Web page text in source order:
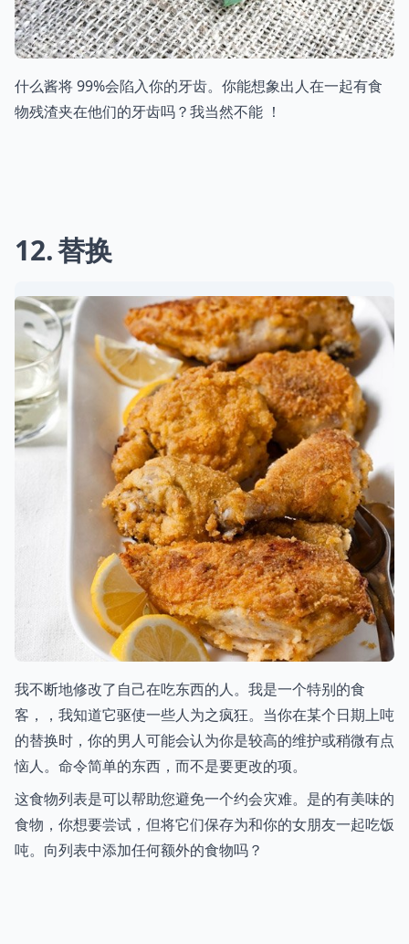
什么酱将 99%会陷入你的牙齿。你能想象出人在一起有食
物残渣夹在他们的牙齿吗？我当然不能 ！
12 替换
我不断地修改了自己在吃东西的人。我是一个特别的食
客，，我知道它驱使一些人为之疯狂。当你在某个日期上吨
的替换时，你的男人可能会认为你是较高的维护或稍微有点
恼人。命令简单的东西，而不是要更改的项。
这食物列表是可以帮助您避免一个约会灾难。是的有美味的
食物，你想要尝试，但将它们保存为和你的女朋友一起吃饭
吨。向列表中添加任何额外的食物吗？